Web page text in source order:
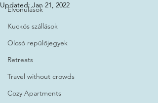
Elvonulások
Kuckós szállások
Olcsó repülőjegyek
Retreats
Travel without crowds
Cozy Apartments
Updated: Jan 21, 2022